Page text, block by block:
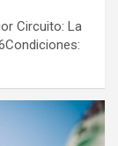
Circuito: La